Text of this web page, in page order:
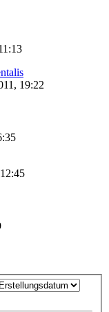
19:22